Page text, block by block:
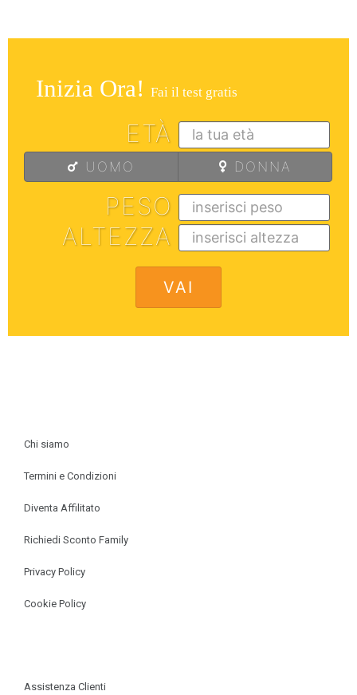
Inizia Ora! Fai il test gratis
ETÀ
UOMO DONNA
PESO
ALTEZZA
Chi siamo
Termini e Condizioni
Diventa Affilitato
Richiedi Sconto Family
Privacy Policy
Cookie Policy
Assistenza Clienti